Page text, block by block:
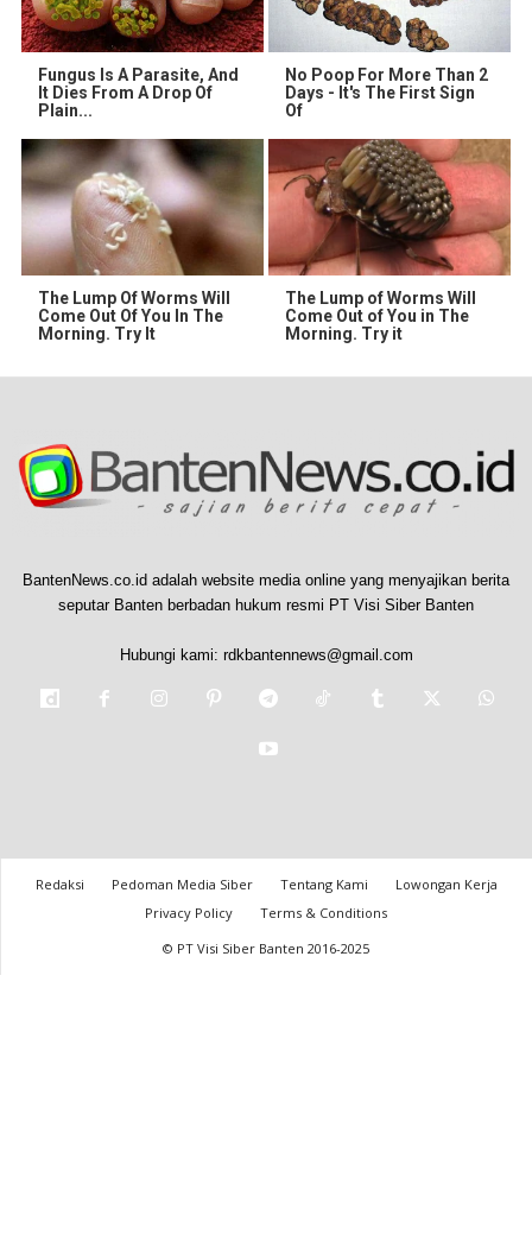
Fungus Is A Parasite, And
It Dies From A Drop Of
Plain...
No Poop For More Than 2
Days - It's The First Sign
Of
The Lump Of Worms Will
Come Out Of You In The
Morning. Try It
The Lump of Worms Will
Come Out of You in The
Morning. Try it
BantenNews.co.id adalah website media online yang menyajikan berita
seputar Banten berbadan hukum resmi PT Visi Siber Banten
Hubungi kami: rdkbantennews@gmail.com
Redaksi Pedoman Media Siber Tentang Kami
Lowongan Kerja
Privacy Policy
Terms & Conditions
© PT Visi Siber Banten 2016-2025